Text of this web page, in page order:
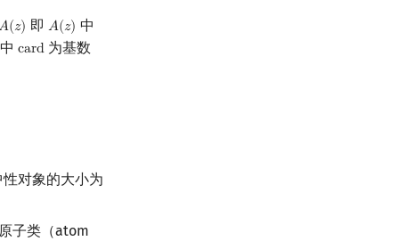
(𝑧)
(z) 即 𝐴(𝑧)
A(z) 中
card
card 为基数
对象的大小为
子类（atom